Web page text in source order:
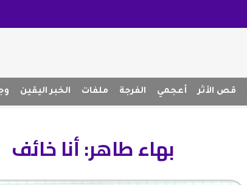
قص الأثر أعجمي الفرجة ملفات الخبر اليقين
بهاء طاهر: أنا خائف